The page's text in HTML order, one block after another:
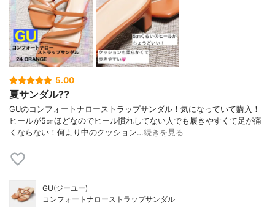
5.00
夏サンダル??
GUのコンフォートナローストラップサンダル！気になっていて購入！
ヒールが5㎝ほどなのでヒール慣れしてない人でも履きやすくて足が痛
くならない！何より中のクッション…続きを見る
GU(ジーユー)
コンフォートナローストラップサンダル